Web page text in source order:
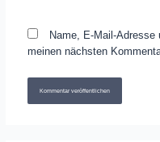
Name, E-Mail-
meinen nächsten